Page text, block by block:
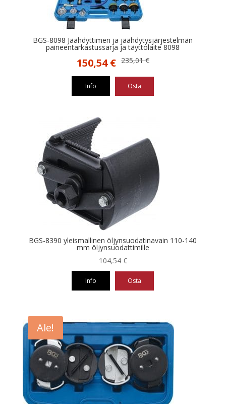
BGS-8098 Jäähdyttimen ja jäähdytysjärjestelmän
paineentarkastussarja ja täyttölaite 8098
235,01€
Alkuperäinen
235,01 €.
150,54€Nykyinen
150,54 €.
Info Osta
BGS-8390 yleismallinen öljynsuodatinavain 110-140
mm öljynsuodattimille
104,54 €
Info Osta
Ale!